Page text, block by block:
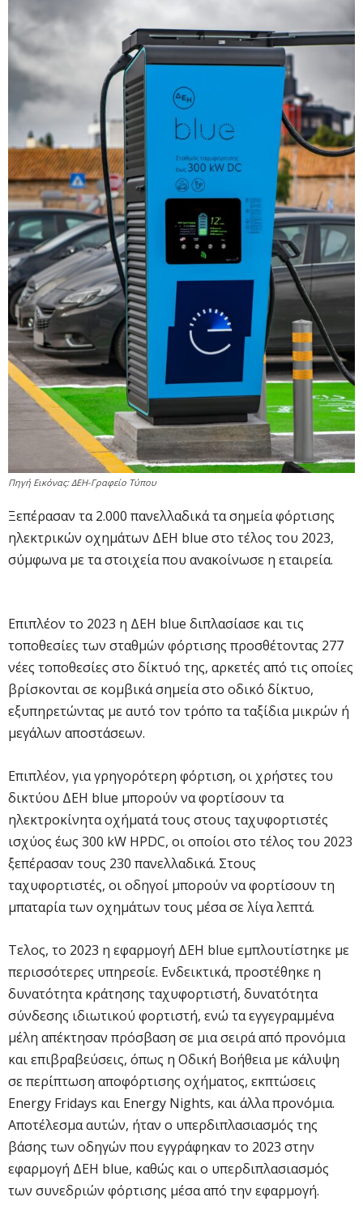
Πηγή Εικόνας: ΔΕΗ-Γραφείο Τύπου
Ξεπέρασαν τα 2.000 πανελλαδικά τα σημεία φόρτισης
ηλεκτρικών οχημάτων ΔΕΗ blue στο τέλος του 2023,
σύμφωνα με τα στοιχεία που ανακοίνωσε η εταιρεία.
Επιπλέον το 2023 η ΔΕΗ blue διπλασίασε και τις
τοποθεσίες των σταθμών φόρτισης προσθέτοντας 277
νέες τοποθεσίες στο δίκτυό της, αρκετές από τις οποίες
βρίσκονται σε κομβικά σημεία στο οδικό δίκτυο,
εξυπηρετώντας με αυτό τον τρόπο τα ταξίδια μικρών ή
μεγάλων αποστάσεων.
Επιπλέον, για γρηγορότερη φόρτιση, οι χρήστες του
δικτύου ΔΕΗ blue μπορούν να φορτίσουν τα
ηλεκτροκίνητα οχήματά τους στους ταχυφορτιστές
ισχύος έως 300 kW HPDC, οι οποίοι στο τέλος του 2023
ξεπέρασαν τους 230 πανελλαδικά. Στους
ταχυφορτιστές, οι οδηγοί μπορούν να φορτίσουν τη
μπαταρία των οχημάτων τους μέσα σε λίγα λεπτά.
Τελος, το 2023 η εφαρμογή ΔΕΗ blue εμπλουτίστηκε με
περισσότερες υπηρεσίε. Ενδεικτικά, προστέθηκε η
δυνατότητα κράτησης ταχυφορτιστή, δυνατότητα
σύνδεσης ιδιωτικού φορτιστή, ενώ τα εγγεγραμμένα
μέλη απέκτησαν πρόσβαση σε μια σειρά από προνόμια
και επιβραβεύσεις, όπως η Οδική Βοήθεια με κάλυψη
σε περίπτωση αποφόρτισης οχήματος, εκπτώσεις
Energy Fridays και Energy Nights, και άλλα προνόμια.
Αποτέλεσμα αυτών, ήταν ο υπερδιπλασιασμός της
βάσης των οδηγών που εγγράφηκαν το 2023 στην
εφαρμογή ΔΕΗ blue, καθώς και ο υπερδιπλασιασμός
των συνεδριών φόρτισης μέσα από την εφαρμογή.